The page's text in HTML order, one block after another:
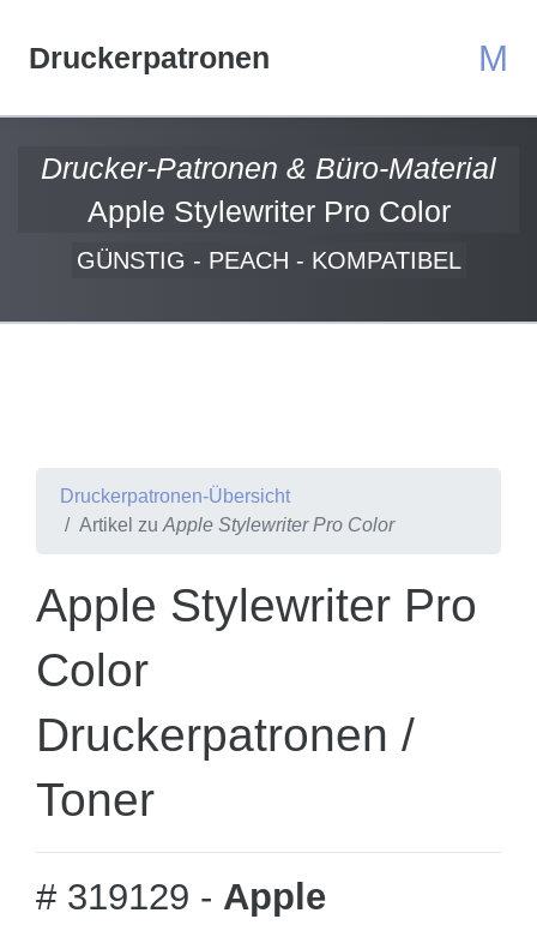
Druckerpatronen M
Drucker-Patronen & Büro-Material
Apple Stylewriter Pro Color
GÜNSTIG - PEACH - KOMPATIBEL
Druckerpatronen-Übersicht
Artikel zu Apple Stylewriter Pro Color
Apple Stylewriter Pro
Color
Druckerpatronen /
Toner
# 319129 - Apple